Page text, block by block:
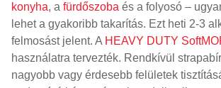
konyha, a fürdőszoba és a folyosó –
lehet a gyakoribb takarítás. Ezt heti 2-3
felmosást jelent. A HEAVY DUTY
használatra tervezték. Rendkívül
nagyobb vagy érdesebb felületek